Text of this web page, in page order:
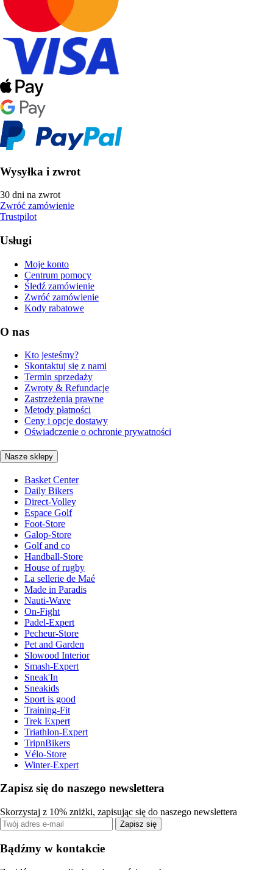
Wysyłka i zwrot
30 dni na zwrot
Zwróć zamówienie
Trustpilot
Usługi
Moje konto
Centrum pomocy
Śledź zamówienie
Zwróć zamówienie
Kody rabatowe
O nas
Kto jesteśmy?
Skontaktuj się z nami
Termin sprzedaży
Zwroty & Refundacje
Zastrzeżenia prawne
Metody płatności
Ceny i opcje dostawy
Oświadczenie o ochronie prywatności
Nasze sklepy
Basket Center
Daily Bikers
Direct-Volley
Espace Golf
Foot-Store
Galop-Store
Golf and co
Handball-Store
House of rugby
La sellerie de Maé
Made in Paradis
Nauti-Wave
On-Fight
Padel-Expert
Pecheur-Store
Pet and Garden
Slowood Interior
Smash-Expert
Sneak'In
Sneakids
Sport is good
Training-Fit
Trek Expert
Triathlon-Expert
TripnBikers
Vélo-Store
Winter-Expert
Zapisz się do naszego newslettera
Skorzystaj z 10% zniżki, zapisując się do naszego newslettera
Zapisz się
Bądźmy w kontakcie